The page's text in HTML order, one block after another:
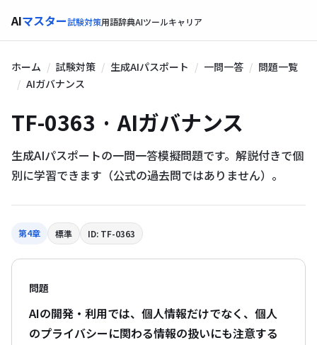
AIマスター試験対策用語辞典AIツールキャリア
ホーム 試験対策 生成AIパスポート 一問一答
問題一覧
AIガバナンス
TF-0363 · AIガバナンス
生成AIパスポートの一問一答模擬問題です。解説付きで個
別に学習できます（公式の過去問ではありません）。
第4章 標準 ID: TF-0363
問題
AIの開発・利用では、個人情報だけでなく、個人
のプライバシーに関わる情報の扱いにも注意する